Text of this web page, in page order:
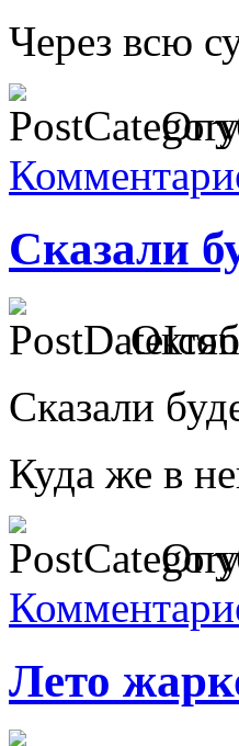
Через всю
Сказали
Сказали
Куда же в
Лето